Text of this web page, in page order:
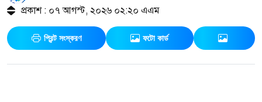
প্রকাশ : ০৭ আগস্ট, ২০২৬ ০২:২০ এএম
প্রিন্ট সংস্করণ ফটো কার্ড